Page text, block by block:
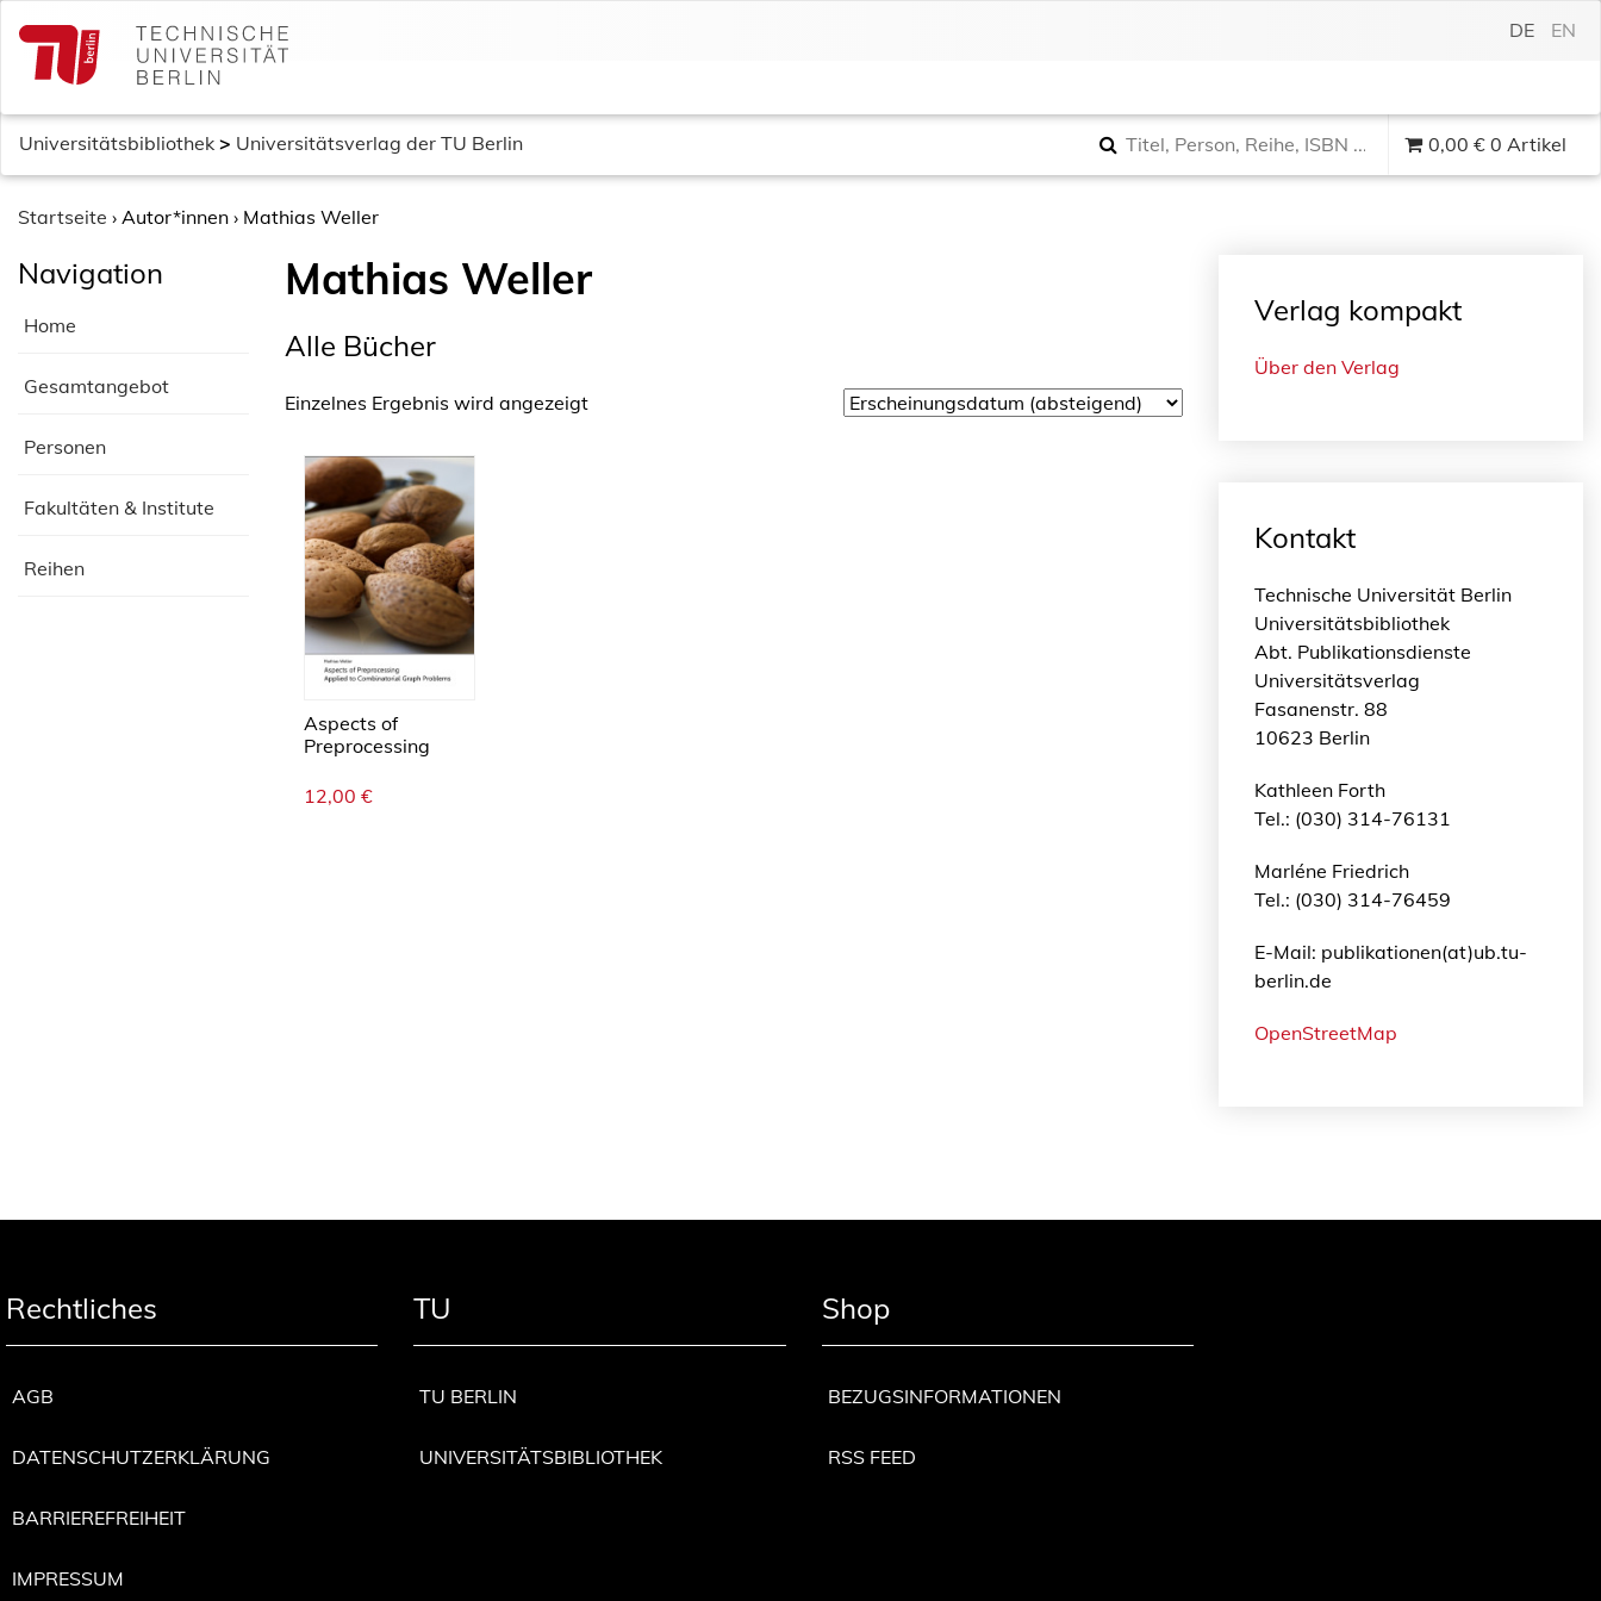
c
DE EN
Universitätsbibliothek > Universitätsverlag der TU Berlin 0,00 € 0 Artikel
Startseite › Autor*innen › Mathias Weller
Navigation
Home
Gesamtangebot
Personen
Fakultäten & Institute
Reihen
Mathias Weller
Alle Bücher
Einzelnes Ergebnis wird angezeigt
Aspects of
Preprocessing
12,00 €
Verlag kompakt
Über den Verlag
Kontakt
Technische Universität Berlin
Universitätsbibliothek
Abt. Publikationsdienste
Universitätsverlag
Fasanenstr. 88
10623 Berlin
Kathleen Forth
Tel.: (030) 314-76131
Marléne Friedrich
Tel.: (030) 314-76459
E-Mail: publikationen(at)ub.tu-
berlin.de
OpenStreetMap
Rechtliches
AGB
DATENSCHUTZERKLÄRUNG
BARRIEREFREIHEIT
IMPRESSUM
TU
TU BERLIN
UNIVERSITÄTSBIBLIOTHEK
Shop
BEZUGSINFORMATIONEN
RSS FEED